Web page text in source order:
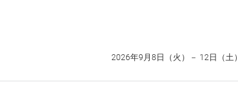
2026年9月8日（火）－ 12日（土）